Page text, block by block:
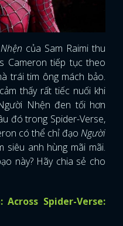
của Sam Raimi thu
Cameron tiếp tục theo
trái tim ông mách bảo.
thấy rất tiếc nuối khi
Nhện đen tối hơn
đó trong Spider-Verse,
có thể chỉ đạo Người
siêu anh hùng mãi mãi.
này? Hãy chia sẻ cho
Across Spider-Verse: